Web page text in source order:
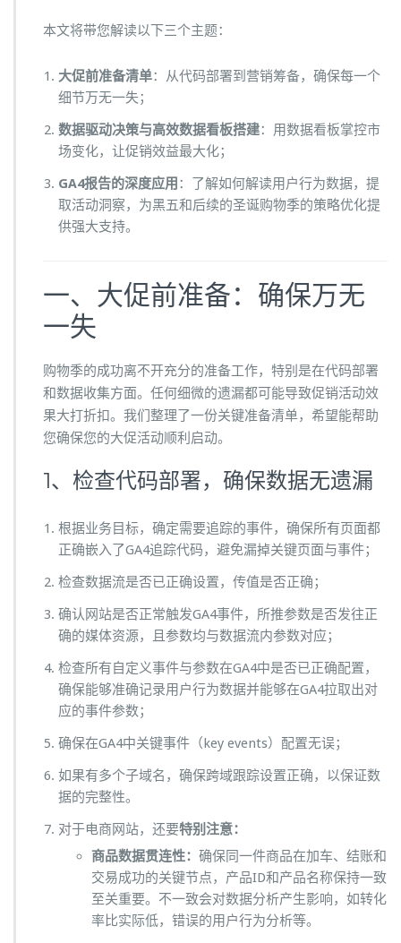
的
份
查
清
单
+
据
看
本文将带您解读以下三个主题：
大促前准备清单：从代码部署到营销筹备，确保每一个
细节万无一失；
数据驱动决策与高效数据看板搭建：用数据看板掌控市
场变化，让促销效益最大化；
GA4报告的深度应用 ：了解如何解读用户行为数据，提
取活动洞察，为黑五和后续的圣诞购物季的策略优化提
供强大支持。
一、大促前准备：确保万无
一失
购物季的成功离不开充分的准备工作，特别是在代码部署
和数据收集方面。任何细微的遗漏都可能导致促销活动效
果大打折扣。我们整理了一份关键准备清单，希望能帮助
您确保您的大促活动顺利启动。
1、检查代码部署，确保数据无遗漏
根据业务目标，确定需要追踪的事件，确保所有页面都
正确嵌入了GA4追踪代码，避免漏掉关键页面与事件；
检查数据流是否已正确设置，传值是否正确；
确认网站是否正常触发GA4事件，所推参数是否发往正
确的媒体资源，且参数均与数据流内参数对应；
检查所有自定义事件与参数在GA4中是否已正确配置，
确保能够准确记录用户行为数据并能够在GA4拉取出对
应的事件参数；
确保在GA4中关键事件（key events）配置无误；
如果有多个子域名，确保跨域跟踪设置正确，以保证数
据的完整性。
对于电商网站，还要特别注意：
商品数据贯连性： 确保同一件商品在加车、结账和
交易成功的关键节点，产品ID和产品名称保持一致
至关重要。不一致会对数据分析产生影响，如转化
率比实际低，错误的用户行为分析等。